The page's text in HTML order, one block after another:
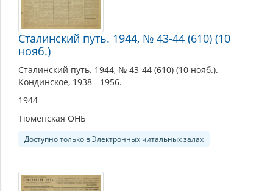
Сталинский путь. 1944, № 43-44 (610) (10
нояб.)
Сталинский путь. 1944, № 43-44 (610) (10 нояб.).
Кондинское, 1938 - 1956.
1944
Тюменская ОНБ
Доступно только в Электронных читальных залах